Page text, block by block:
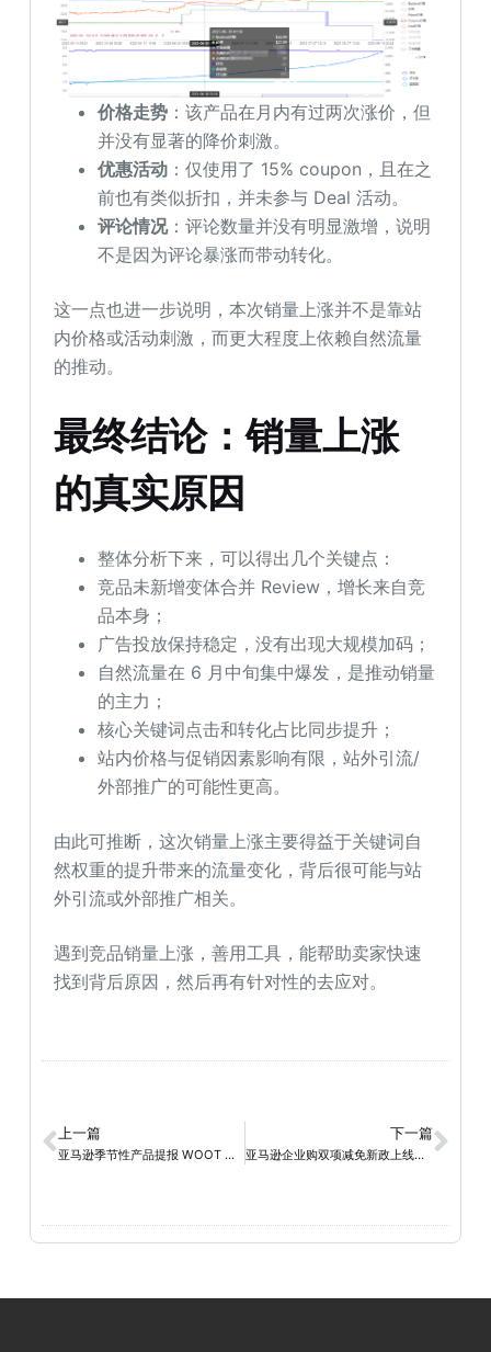
价格走势 ：该产品在月内有过两次涨价，但
并没有显著的降价刺激。
优惠活动 ：仅使用了 15% coupon，且在之
前也有类似折扣，并未参与 Deal 活动。
评论情况：评论数量并没有明显激增，说明
不是因为评论暴涨而带动转化。
这一点也进一步说明，本次销量上涨并不是靠站
内价格或活动刺激，而更大程度上依赖自然流量
的推动。
最终结论：销量上涨
的真实原因
整体分析下来，可以得出几个关键点：
竞品未新增变体合并 Review，增长来自竞
品本身；
广告投放保持稳定，没有出现大规模加码；
自然流量在 6 月中旬集中爆发，是推动销量
的主力；
核心关键词点击和转化占比同步提升；
站内价格与促销因素影响有限，站外引流/
外部推广的可能性更高。
由此可推断，这次销量上涨主要得益于关键词自
然权重的提升带来的流量变化，背后很可能与站
外引流或外部推广相关。
遇到竞品销量上涨，善用工具，能帮助卖家快速
找到背后原因，然后再有针对性的去应对。
上一篇
亚马逊季节性产品提报 WOOT 实战：旺季前抢坑占位，销量提升 3 倍 + 的案例拆解
下一篇
亚马逊企业购双项减免新政上线，B2B卖家迎来利润新拐点